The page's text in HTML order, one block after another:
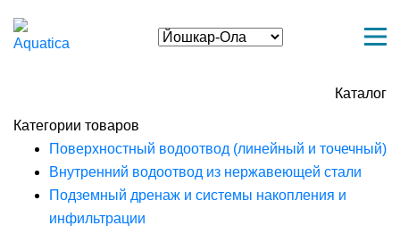
Каталог
Категории товаров
Поверхностный водоотвод (линейный и точечный)
Внутренний водоотвод из нержавеющей стали
Подземный дренаж и системы накопления и
инфильтрации